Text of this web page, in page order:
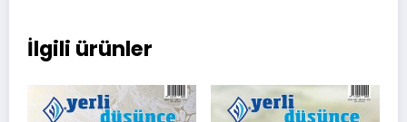
İlgili ürünler